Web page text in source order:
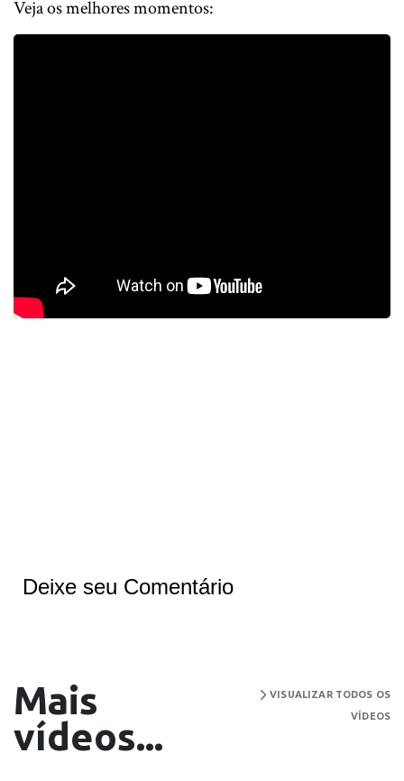
Veja os melhores momentos:
Deixe seu Comentário
Mais
vídeos...
VISUALIZAR TODOS OS
VÍDEOS